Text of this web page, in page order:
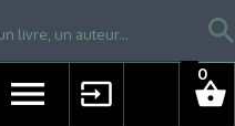
menu input shopping_basket
0